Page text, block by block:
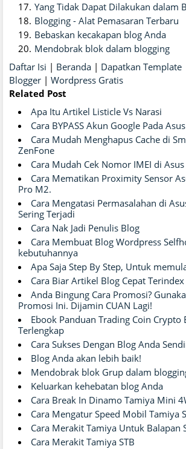
Yang Tidak Dapat Dilakukan dalam
Blogging - Alat Pemasaran Terbaru
Bebaskan kecakapan blog Anda
Mendobrak blok dalam blogging
Daftar Isi | Beranda | Dapatkan Template
Blogger | Wordpress Gratis
Related Post
Apa Itu Artikel Listicle Vs Narasi
Cara BYPASS Akun Google Pada
Cara Mudah Menghapus Cache di
ZenFone
Cara Mudah Cek Nomor IMEI di
Cara Mematikan Proximity Sensor
Pro M2.
Cara Mengatasi Permasalahan di
Sering Terjadi
Cara Nak Jadi Penulis Blog
Cara Membuat Blog Wordpress
kebutuhannya
Apa Saja Step By Step, Untuk
Cara Biar Artikel Blog Cepat
Anda Bingung Cara Promosi?
Promosi Ini. Dijamin CUAN Lagi!
Ebook Panduan Trading Coin Crypto
Terlengkap
Cara Sukses Dengan Blog Anda
Blog Anda akan lebih baik!
Mendobrak blok Grup dalam
Keluarkan kehebatan blog Anda
Cara Break In Dinamo Tamiya Mini
Cara Mengatur Speed Mobil Tamiya
Cara Merakit Tamiya Untuk Balapan
Cara Merakit Tamiya STB